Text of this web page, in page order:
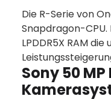
Die R-Serie von
Snapdragon-CPU.
LPDDR5X RAM
Sony 50